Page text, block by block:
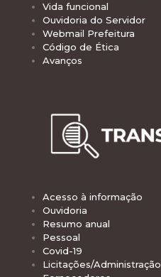
Vida funcional
Ouvidoria do Servidor
Webmail Prefeitura
Código de Ética
Avanços
Acesso à informação
Ouvidoria
Resumo anual
Pessoal
Covid-19
Licitações/Administração